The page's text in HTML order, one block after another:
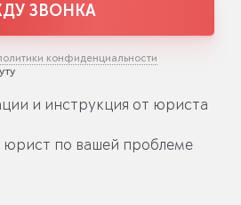
ЗВОНКА
конфиденциальности
и инструкция от юриста
по вашей проблеме